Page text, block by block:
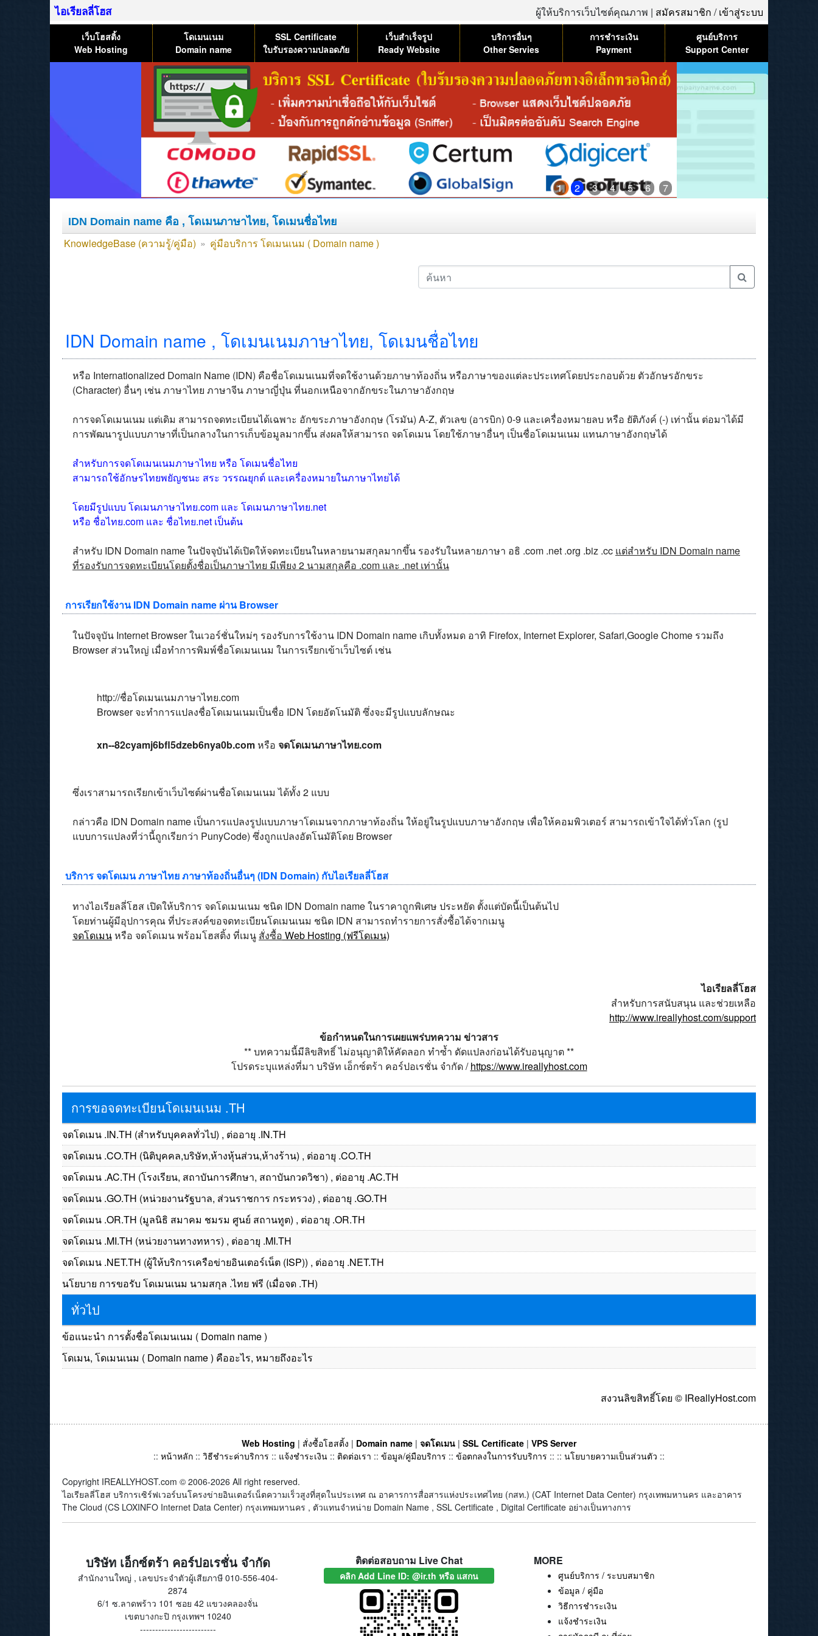
ผู้ให้บริการเว็บไซต์คุณภาพ | สมัครสมาชิก /เข้าสู่ระบบ
ไอเรียลลี่โฮส
เว็บโฮสติ้ง
Web Hosting
โดเมนเนม
Domain name
SSL Certificate
ใบรับรองความปลอดภัย
เว็บสำเร็จรูป
Ready Website
บริการอื่นๆ
Other Servies
การชำระเงิน
Payment
ศูนย์บริการ
Support Center
1 2 3 4 5 6 7
IDN Domain name คือ , โดเมนภาษาไทย, โดเมนชื่อไทย
KnowledgeBase (ความรู้/คู่มือ) » คู่มือบริการ โดเมนเนม ( Domain name )
IDN Domain name , โดเมนเนมภาษาไทย, โดเมนชื่อไทย
หรือ Internationalized Domain Name (IDN) คือชื่อโดเมนเนมที่จดใช้งานด้วยภาษาท้องถิ่น หรือภาษาของแต่ละประเทศโดยประกอบด้วย ตัวอักษรอักขระ
(Character) อื่นๆ เช่น ภาษาไทย ภาษาจีน ภาษาญี่ปุ่น ที่นอกเหนือจากอักขระในภาษาอังกฤษ
การจดโดเมนเนม แต่เดิม สามารถจดทะเบียนได้เฉพาะ อักขระภาษาอังกฤษ (โรมัน) A-Z, ตัวเลข (อารบิก) 0-9 และเครื่องหมายลบ หรือ ยัติภังค์ (-) เท่านั้น ต่อมาได้มี
การพัฒนารูปแบบภาษาที่เป็นกลางในการเก็บข้อมูลมากขึ้น ส่งผลให้สามารถ จดโดเมน โดยใช้ภาษาอื่นๆ เป็นชื่อโดเมนเนม แทนภาษาอังกฤษได้
สำหรับการจดโดเมนเนมภาษาไทย หรือ โดเมนชื่อไทย
สามารถใช้อักษรไทยพยัญชนะ สระ วรรณยุกต์ และเครื่องหมายในภาษาไทยได้
โดยมีรูปแบบ โดเมนภาษาไทย.com และ โดเมนภาษาไทย.net
หรือ ชื่อไทย.com และ ชื่อไทย.net เป็นต้น
สำหรับ IDN Domain name ในปัจจุบันได้เปิดให้จดทะเบียนในหลายนามสกุลมากขึ้น รองรับในหลายภาษา อธิ .com .net .org .biz .cc แต่สำหรับ IDN Domain name
ที่รองรับการจดทะเบียนโดยตั้งชื่อเป็นภาษาไทย มีเพียง 2 นามสกุลคือ .com และ .net เท่านั้น
การเรียกใช้งาน IDN Domain name ผ่าน Browser
ในปัจจุบัน Internet Browser ในเวอร์ชั่นใหม่ๆ รองรับการใช้งาน IDN Domain name เกิบทั้งหมด อาทิ Firefox, Internet Explorer, Safari,Google Chome รวมถึง
Browser ส่วนใหญ่ เมื่อทำการพิมพ์ชื่อโดเมนเนม ในการเรียกเข้าเว็บไซต์ เช่น
http://ชื่อโดเมนเนมภาษาไทย.com
Browser จะทำการแปลงชื่อโดเมนเนมเป็นชื่อ IDN โดยอัตโนมัติ ซึ่งจะมีรูปแบบลักษณะ
xn--82cyamj6bfl5dzeb6nya0b.comหรือ จดโดเมนภาษาไทย.com
ซึ่งเราสามารถเรียกเข้าเว็บไซต์ผ่านชื่อโดเมนเนม ได้ทั้ง 2 แบบ
กล่าวคือ IDN Domain name เป็นการแปลงรูปแบบภาษาโดเมนจากภาษาท้องถิ่น ให้อยู่ในรูปแบบภาษาอังกฤษ เพื่อให้คอมพิวเตอร์ สามารถเข้าใจได้ทั่วโลก (รูป
แบบการแปลงที่ว่านี้ถูกเรียกว่า PunyCode) ซึ่งถูกแปลงอัตโนมัติโดย Browser
บริการ จดโดเมน ภาษาไทย ภาษาท้องถิ่นอื่นๆ (IDN Domain) กับไอเรียลลี่โฮส
ทางไอเรียลลี่โฮส เปิดให้บริการ จดโดเมนเนม ชนิด IDN Domain name ในราคาถูกพิเศษ ประหยัด ตั้งแต่บัดนี้เป็นต้นไป
โดยท่านผู้มีอุปการคุณ ที่ประสงค์ขอจดทะเบียนโดเมนเนม ชนิด IDN สามารถทำรายการสั่งซื้อได้จากเมนู
จดโดเมนหรือ จดโดเมน พร้อมโฮสติ้ง ที่เมนู สั่งซื้อ Web Hosting (ฟรีโดเมน)
ไอเรียลลี่โฮส
สำหรับการสนับสนุน และช่วยเหลือ
http://www.ireallyhost.com/support
ข้อกำหนดในการเผยแพร่บทความ ข่าวสาร
** บทความนี้มีลิขสิทธิ์ ไม่อนุญาติให้คัดลอก ทำซ้ำ ดัดแปลงก่อนได้รับอนุญาต **
โปรดระบุแหล่งที่มา บริษัท เอ็กซ์ตร้า คอร์ปอเรชั่น จำกัด /https://www.ireallyhost.com
การขอจดทะเบียนโดเมนเนม .TH
จดโดเมน .IN.TH (สำหรับบุคคลทั่วไป) , ต่ออายุ .IN.TH
จดโดเมน .CO.TH (นิติบุคคล,บริษัท,ห้างหุ้นส่วน,ห้างร้าน) , ต่ออายุ .CO.TH
จดโดเมน .AC.TH (โรงเรียน, สถาบันการศึกษา, สถาบันกวดวิชา) , ต่ออายุ .AC.TH
จดโดเมน .GO.TH (หน่วยงานรัฐบาล, ส่วนราชการ กระทรวง) , ต่ออายุ .GO.TH
จดโดเมน .OR.TH (มูลนิธิ สมาคม ชมรม ศูนย์ สถานทูต) , ต่ออายุ .OR.TH
จดโดเมน .MI.TH (หน่วยงานทางทหาร) , ต่ออายุ .MI.TH
จดโดเมน .NET.TH (ผู้ให้บริการเครือข่ายอินเตอร์เน็ต (ISP)) , ต่ออายุ .NET.TH
นโยบาย การขอรับ โดเมนเนม นามสกุล .ไทย ฟรี (เมื่อจด .TH)
ทั่วไป
ข้อแนะนำ การตั้งชื่อโดเมนเนม ( Domain name )
โดเมน, โดเมนเนม ( Domain name ) คืออะไร, หมายถึงอะไร
สงวนลิขสิทธิ์โดย © IReallyHost.com
Web Hosting | สั่งซื้อโฮสติ้ง | Domain name | จดโดเมน | SSL Certificate | VPS Server
:: หน้าหลัก :: วิธีชำระค่าบริการ :: แจ้งชำระเงิน :: ติดต่อเรา :: ข้อมูล/คู่มือบริการ :: ข้อตกลงในการรับบริการ :: :: นโยบายความเป็นส่วนตัว ::
Copyright IREALLYHOST.com © 2006-2026 All right reserved.
ไอเรียลลี่โฮส บริการเซิร์ฟเวอร์บนโครงข่ายอินเตอร์เน็ตความเร็วสูงที่สุดในประเทศ ณ อาคารการสื่อสารแห่งประเทศไทย (กสท.) (CAT Internet Data Center) กรุงเทพมหานคร และอาคาร
The Cloud (CS LOXINFO Internet Data Center) กรุงเทพมหานคร , ตัวแทนจำหน่าย Domain Name , SSL Certificate , Digital Certificate อย่างเป็นทางการ
บริษัท เอ็กซ์ตร้า คอร์ปอเรชั่น จำกัด
สำนักงานใหญ่ , เลขประจำตัวผู้เสียภาษี 010-556-404-
2874
6/1 ซ.ลาดพร้าว 101 ซอย 42 แขวงคลองจั่น
เขตบางกะปิ กรุงเทพฯ 10240
-------------------------
ติดต่อสอบถาม Live Chat
คลิก Add Line ID: @ir.th หรือ แสกน
MORE
ศูนย์บริการ / ระบบสมาชิก
ข้อมูล / คู่มือ
วิธีการชำระเงิน
แจ้งชำระเงิน